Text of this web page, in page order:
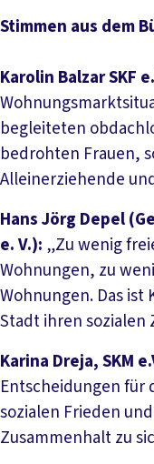
Stimmen aus dem
Karolin Balzar SKF
begleiteten
bedrohten Frauen,
Alleinerziehende
Hans Jörg Depel
e. V.): „Zu wenig
Wohnungen, zu
Wohnungen. Das ist
Stadt ihren sozialen
Karina Dreja, SKM
Entscheidungen für
sozialen Frieden
Zusammenhalt zu